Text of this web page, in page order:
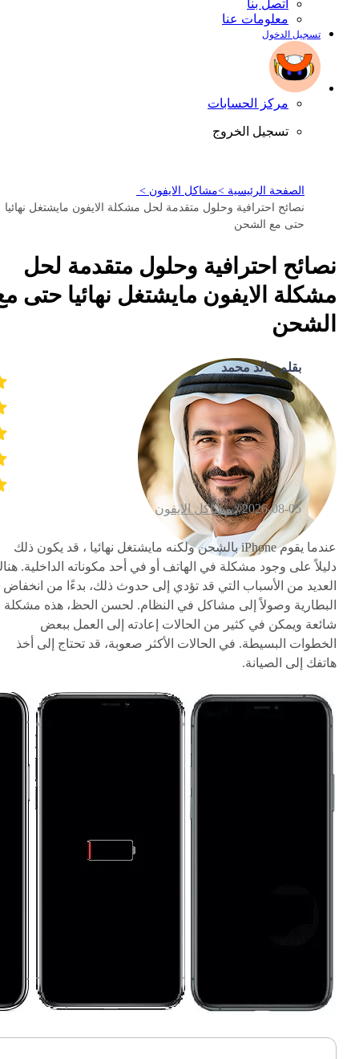
اتصل بنا
معلومات عنا
تسجيل الدخول
مركز الحسابات
تسجيل الخروج
الصفحة الرئيسية >مشاكل الايفون >
نصائح احترافية وحلول متقدمة لحل مشكلة الايفون مايشتغل نهائيا
حتى مع الشحن
نصائح احترافية وحلول متقدمة لحل
مشكلة الايفون مايشتغل نهائيا حتى
الشحن
بقلم خالد محمد
2026-08-05 / مشاكل الايفون
عندما يقوم iPhone بالشحن ولكنه مايشتغل نهائيا ، قد يكون ذلك
دليلاً على وجود مشكلة في الهاتف أو في أحد مكوناته الداخلية.
العديد من الأسباب التي قد تؤدي إلى حدوث ذلك، بدءًا من انخفاض
البطارية وصولاً إلى مشاكل في النظام. لحسن الحظ، هذه مشكلة
شائعة ويمكن في كثير من الحالات إعادته إلى العمل ببعض
الخطوات البسيطة. في الحالات الأكثر صعوبة، قد تحتاج إلى أخذ
هاتفك إلى الصيانة.